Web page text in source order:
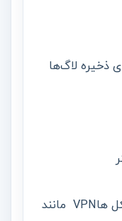
میکروتیک پشتیبانی کامل ازپروتکل هاVPN مانند